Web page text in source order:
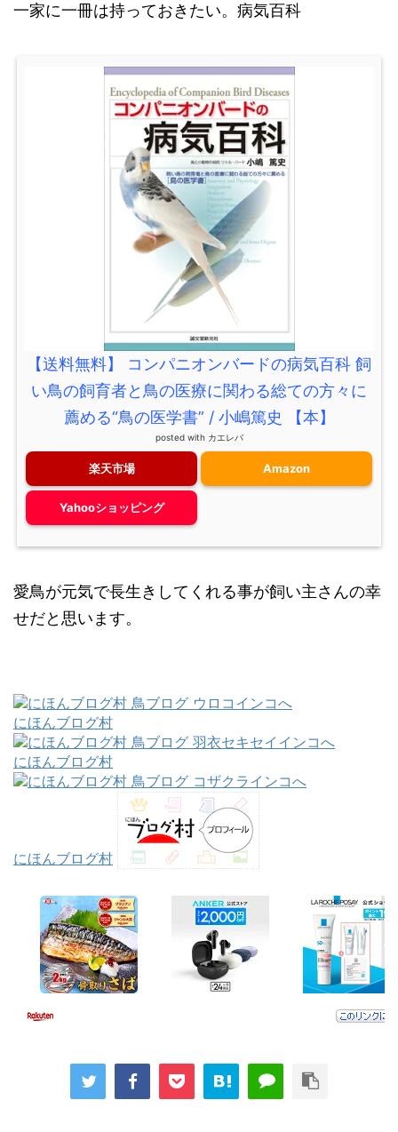
一家に一冊は持っておきたい。病気百科
【送料無料】 コンパニオンバードの病気百科 飼
い鳥の飼育者と鳥の医療に関わる総ての方々に
薦める“鳥の医学書” / 小嶋篤史 【本】
posted with カエレバ
楽天市場 Amazon
Yahooショッピング
愛鳥が元気で長生きしてくれる事が飼い主さんの幸
せだと思います。
にほんブログ村
にほんブログ村
にほんブログ村